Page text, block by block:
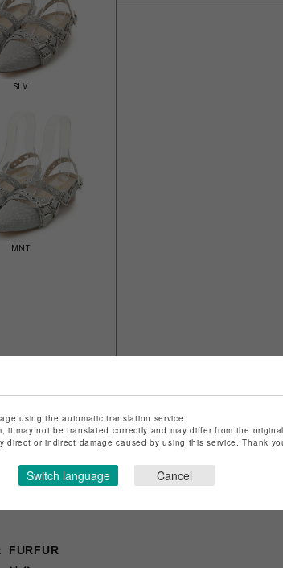
SLV
MNT
FURFUR
using the automatic translation service.
it may not be translated correctly and may differ from the
or indirect damage caused by using this service. Thank
Switch language Cancel